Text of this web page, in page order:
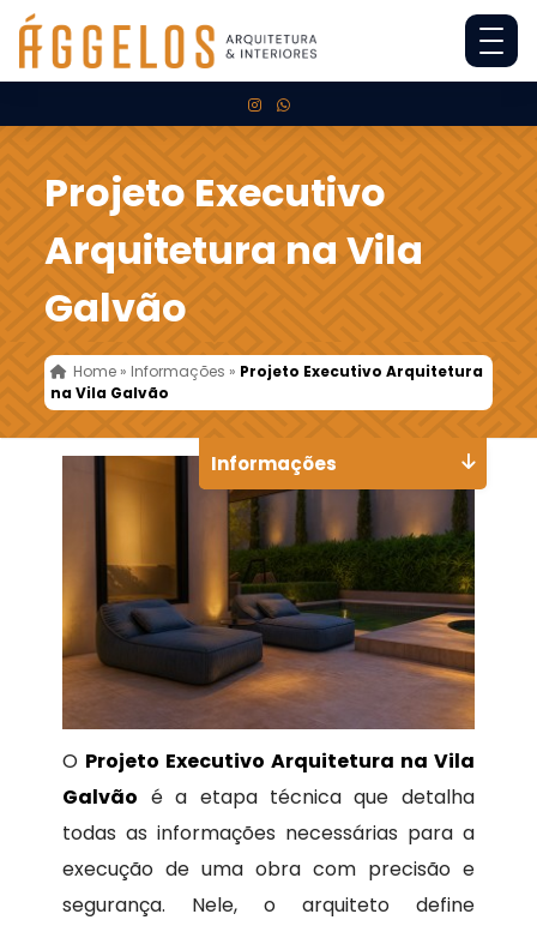
Projeto Executivo
Arquitetura na Vila
Galvão
Home » Informações » Projeto Executivo Arquitetura
na Vila Galvão
O Projeto Executivo Arquitetura na Vila
Galvão é a etapa técnica que detalha
todas as informações necessárias para a
execução de uma obra com precisão e
segurança. Nele, o arquiteto define
Informações